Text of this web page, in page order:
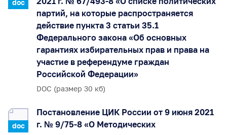
doc
партий, на которые распространяется
действие пункта 3 статьи 35.1
Федерального закона «Об основных
гарантиях избирательных прав и права на
участие в референдуме граждан
Российской Федерации»
DOC (размер 30 кб)
doc
Постановление ЦИК России от 9 июня 2021
г. № 9/75-8 «О Методических